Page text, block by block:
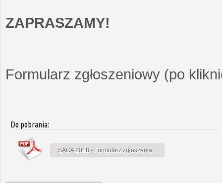
ZAPRASZAMY!
Formularz zgłoszeniowy (po
Do pobrania:
SAGA 2018 - Formularz zgłoszenia